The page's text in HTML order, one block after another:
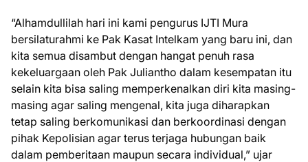
“Alhamdullilah hari ini kami pengurus IJTI Mura
bersilaturahmi ke Pak Kasat Intelkam yang baru ini, dan
kita semua disambut dengan hangat penuh rasa
kekeluargaan oleh Pak Juliantho dalam kesempatan itu
selain kita bisa saling memperkenalkan diri kita masing-
masing agar saling mengenal, kita juga diharapkan
tetap saling berkomunikasi dan berkoordinasi dengan
pihak Kepolisian agar terus terjaga hubungan baik
dalam pemberitaan maupun secara individual,” ujar